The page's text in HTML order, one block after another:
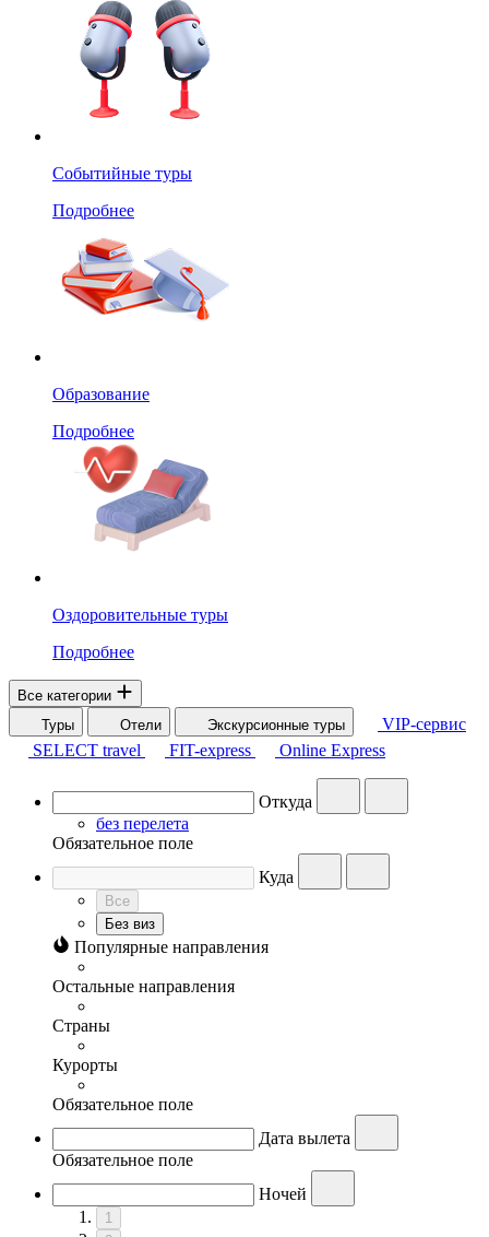
Событийные туры
Подробнее
Образование
Подробнее
Оздоровительные туры
Подробнее
Все категории
Туры
Отели Экскурсионные туры
VIP-сервис
SELECT travel
FIT-express Online Express
Откуда
без перелета
Обязательное поле
Куда
Все
Без виз
Популярные направления
Остальные направления
Страны
Курорты
Обязательное поле
Дата вылета
Обязательное поле
Ночей
1